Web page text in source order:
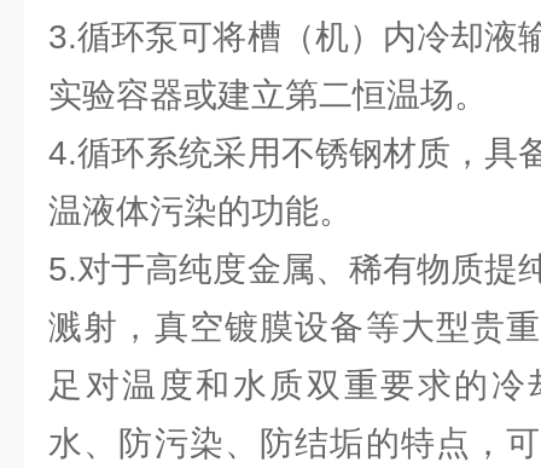
3.循环泵可将槽（机）内冷却液
实验容器或建立第二恒温场。
4.循环系统采用不锈钢材质，具
温液体污染的功能。
5.对于高纯度金属、稀有物质提
溅射，真空镀膜设备等大型贵
足对温度和水质双重要求的
水、防污染、防结垢的特点，